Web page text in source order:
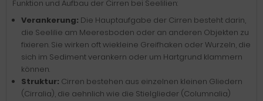
Funktion und Aufbau der Cirren bei Seelilien:
Verankerung: Die Hauptaufgabe der Cirren besteht darin,
die Seelilie am Meeresboden oder an anderen Objekten zu
fixieren. Sie wirken oft wiekleine Greifhaken oder Wurzeln, die
sich im Sediment verankern oder um Hartgrund klammern
können.
Struktur: Cirren bestehen aus einzelnen kleinen Gliedern
(Cirralia), die aehnlich wie die Stielglieder (Columnalia)